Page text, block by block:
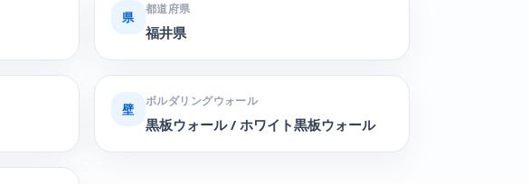
県
都道府県
福井県
壁
ボルダリングウォール
黒板ウォール / ホワイト黒板ウォール